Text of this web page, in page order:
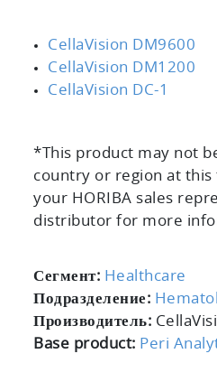
CellaVision DM9600
CellaVision DM1200
CellaVision DC-1
*This product may not
country or region at this
your HORIBA sales
distributor for more
Сегмент: Healthcare
Подразделение:
Производитель:
Base product: Peri